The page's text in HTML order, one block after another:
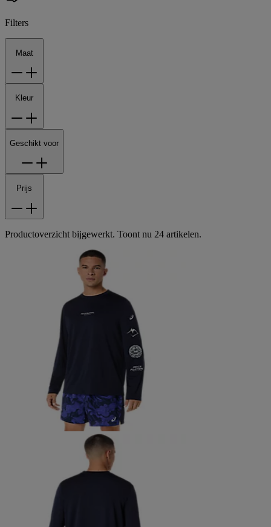
Filters
Maat
Kleur
Geschikt voor
Prijs
Productoverzicht bijgewerkt. Toont nu 24 artikelen.